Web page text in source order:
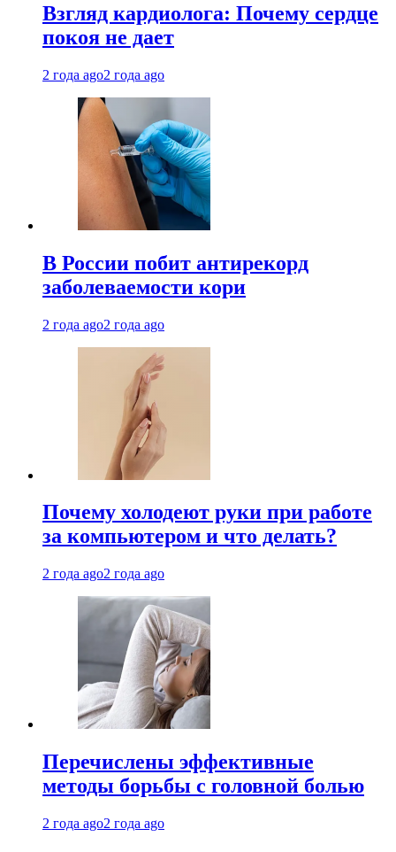
Взгляд кардиолога: Почему сердце
покоя не дает
2 года ago2 года ago
В России побит антирекорд
заболеваемости кори
2 года ago2 года ago
Почему холодеют руки при работе
за компьютером и что делать?
2 года ago2 года ago
Перечислены эффективные
методы борьбы с головной болью
2 года ago2 года ago